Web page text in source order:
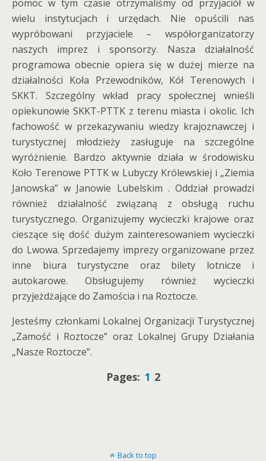
pomoc w tym czasie otrzymaliśmy od przyjaciół w
wielu instytucjach i urzędach. Nie opuścili nas
wypróbowani przyjaciele – współorganizatorzy
naszych imprez i sponsorzy. Nasza działalność
programowa obecnie opiera się w dużej mierze na
działalności Koła Przewodników, Kół Terenowych i
SKKT. Szczególny wkład pracy społecznej wnieśli
opiekunowie SKKT-PTTK z terenu miasta i okolic. Ich
fachowość w przekazywaniu wiedzy krajoznawczej i
turystycznej młodzieży zasługuje na szczególne
wyróżnienie. Bardzo aktywnie działa w środowisku
Koło Terenowe PTTK w Lubyczy Królewskiej i „Ziemia
Janowska” w Janowie Lubelskim . Oddział prowadzi
również działalność związaną z obsługą ruchu
turystycznego. Organizujemy wycieczki krajowe oraz
cieszące się dość dużym zainteresowaniem wycieczki
do Lwowa. Sprzedajemy imprezy organizowane przez
inne biura turystyczne oraz bilety lotnicze i
autokarowe. Obsługujemy również wycieczki
przyjeżdżające do Zamościa i na Roztocze.
Jesteśmy członkami Lokalnej Organizacji Turystycznej
„Zamość i Roztocze” oraz Lokalnej Grupy Działania
„Nasze Roztocze”.
Pages: 1 2
Back to top